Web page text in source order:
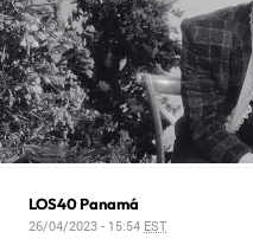
LOS40 Panamá
26/04/2023 - 15:54 EST